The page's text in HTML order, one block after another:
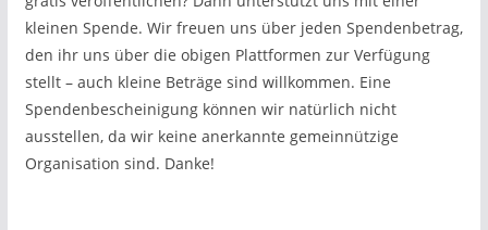
kleinen Spende. Wir freuen uns über jeden Spendenbetrag,
den ihr uns über die obigen Plattformen zur Verfügung
stellt – auch kleine Beträge sind willkommen. Eine
Spendenbescheinigung können wir natürlich nicht
ausstellen, da wir keine anerkannte gemeinnützige
Organisation sind. Danke!